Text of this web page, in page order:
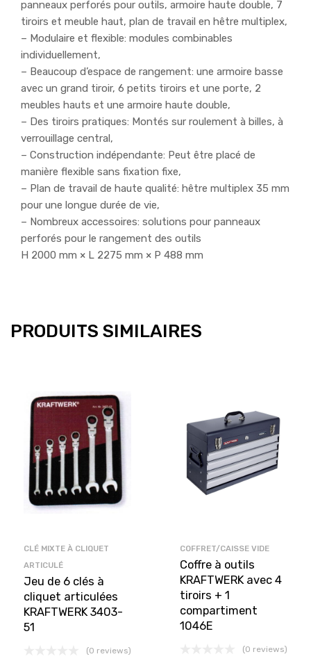
panneaux perforés pour outils, armoire haute double, 7
tiroirs et meuble haut, plan de travail en hêtre multiplex,
– Modulaire et flexible: modules combinables
individuellement,
– Beaucoup d’espace de rangement: une armoire basse
avec un grand tiroir, 6 petits tiroirs et une porte, 2
meubles hauts et une armoire haute double,
– Des tiroirs pratiques: Montés sur roulement à billes, à
verrouillage central,
– Construction indépendante: Peut être placé de
manière flexible sans fixation fixe,
– Plan de travail de haute qualité: hêtre multiplex 35 mm
pour une longue durée de vie,
– Nombreux accessoires: solutions pour panneaux
perforés pour le rangement des outils
H 2000 mm × L 2275 mm × P 488 mm
PRODUITS SIMILAIRES
CLÉ MIXTE À CLIQUET
ARTICULÉ
Jeu de 6 clés à
cliquet articulées
KRAFTWERK 3403-
51
(0 reviews)
COFFRET/CAISSE VIDE
Coffre à outils
KRAFTWERK avec 4
tiroirs + 1
compartiment
1046E
(0 reviews)